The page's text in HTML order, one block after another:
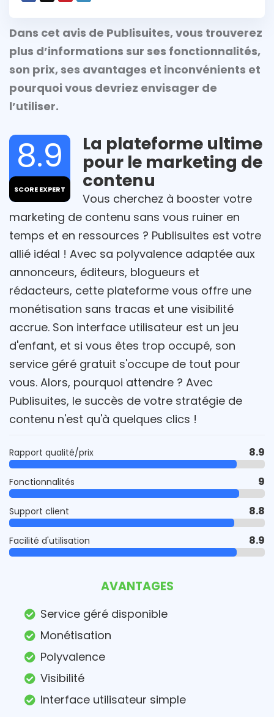
Dans cet avis de Publisuites, vous trouverez
plus d’informations sur ses fonctionnalités,
son prix, ses avantages et inconvénients et
pourquoi vous devriez envisager de
l’utiliser.
8.9
SCORE EXPERT
La plateforme ultime
pour le marketing de
contenu
Vous cherchez à booster votre
marketing de contenu sans vous ruiner en
temps et en ressources ? Publisuites est votre
allié idéal ! Avec sa polyvalence adaptée aux
annonceurs, éditeurs, blogueurs et
rédacteurs, cette plateforme vous offre une
monétisation sans tracas et une visibilité
accrue. Son interface utilisateur est un jeu
d'enfant, et si vous êtes trop occupé, son
service géré gratuit s'occupe de tout pour
vous. Alors, pourquoi attendre ? Avec
Publisuites, le succès de votre stratégie de
contenu n'est qu'à quelques clics !
Rapport qualité/prix 8.9
Fonctionnalités 9
Support client 8.8
Facilité d'utilisation 8.9
AVANTAGES
Service géré disponible
Monétisation
Polyvalence
Visibilité
Interface utilisateur simple